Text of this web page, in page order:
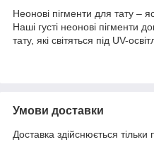
Неонові пігменти для тату –
Наші густі неонові пігменти
тату, які світяться під UV-
Умови доставки
Доставка здійснюється тільки